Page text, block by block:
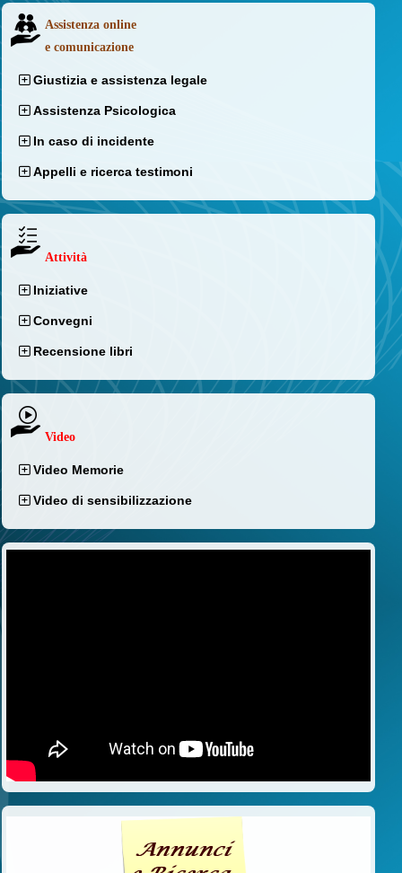
Assistenza online
e comunicazione
Giustizia e assistenza legale
Assistenza Psicologica
In caso di incidente
Appelli e ricerca testimoni
Attività
Iniziative
Convegni
Recensione libri
Video
Video Memorie
Video di sensibilizzazione